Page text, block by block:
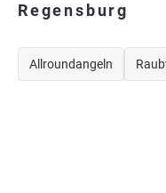
Regensburg
Allroundangeln